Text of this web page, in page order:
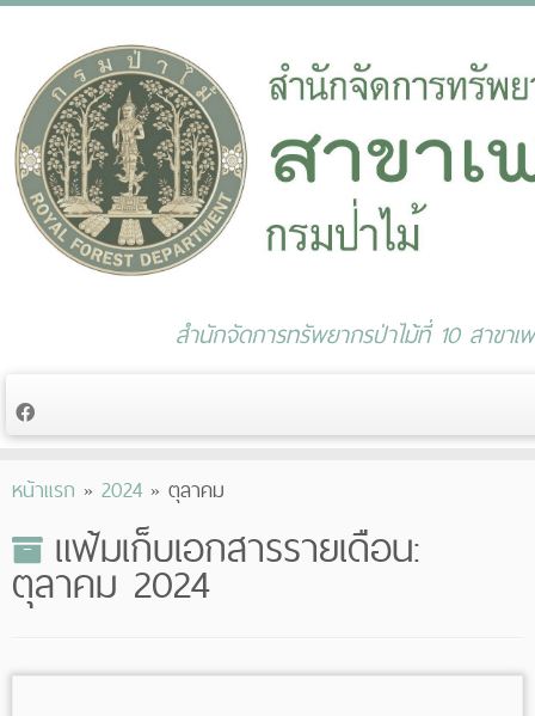
to
สำนักจัดการทรัพยากรป่าไม้ที่ 10 สาขาเ
หน้าแรก » 2024 » ตุลาคม
แฟ้มเก็บเอกสารรายเดือน:
ตุลาคม 2024